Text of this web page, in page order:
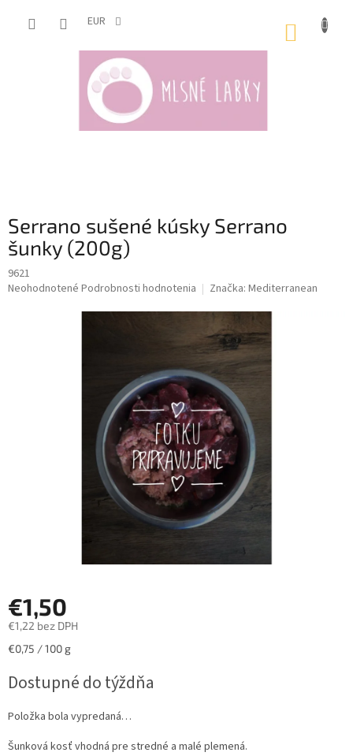
EUR
Serrano sušené kúsky Serrano
šunky (200g)
9621
Priemerné
Neohodnotené Podrobnosti hodnotenia Značka: Mediterranean
€1,50
€1,22 bez DPH
Jednotková
€0,75 / 100 g
Dostupné do týždňa
Položka bola vypredaná…
Šunková kosť vhodná pre stredné a malé plemená.